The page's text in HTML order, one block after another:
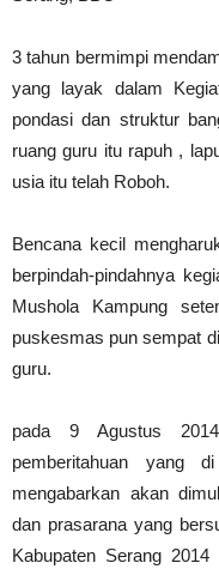
3 tahun bermimpi
yang layak dalam
pondasi dan struktur
ruang guru itu rapuh ,
usia itu telah Roboh.
Bencana kecil
berpindah-pindahnya
Mushola Kampung
puskesmas pun sempat
guru.
pada 9 Agustus
pemberitahuan yang
mengabarkan akan
dan prasarana yang
Kabupaten Serang